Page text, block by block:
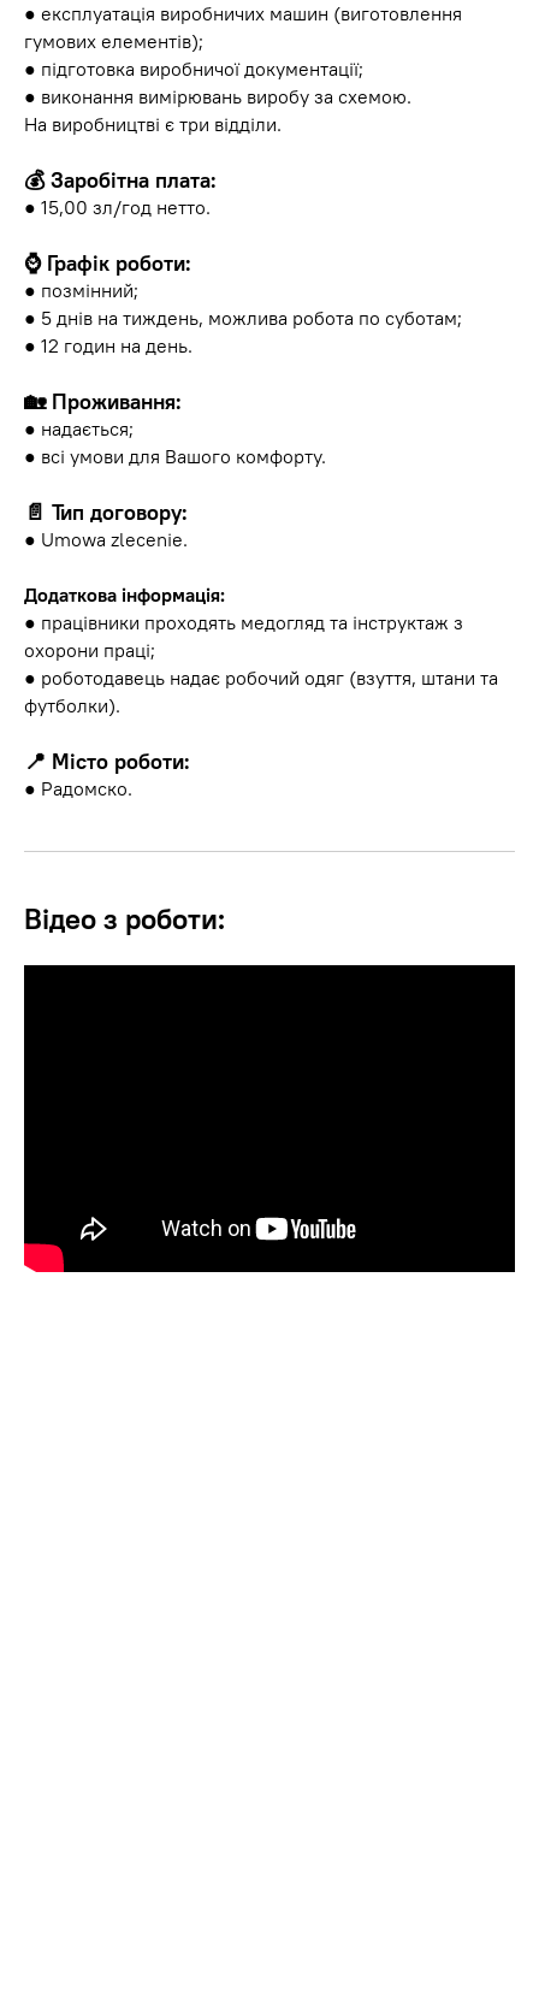
● експлуатація виробничих машин (виготовлення
гумових елементів);
● підготовка виробничої документації;
● виконання вимірювань виробу за схемою.
На виробництві є три відділи.
💰 Заробітна плата:
● 15,00 зл/год нетто.
⌚️ Графік роботи:
● позмінний;
● 5 днів на тиждень, можлива робота по суботам;
● 12 годин на день.
🏡 Проживання:
● надається;
● всі умови для Вашого комфорту.
📄 Тип договору:
● Umowa zlecenie.
Додаткова інформація:
● працівники проходять медогляд та інструктаж з
охорони праці;
● роботодавець надає робочий одяг (взуття, штани та
футболки).
📍 Місто роботи:
● Радомско.
Відео з роботи: